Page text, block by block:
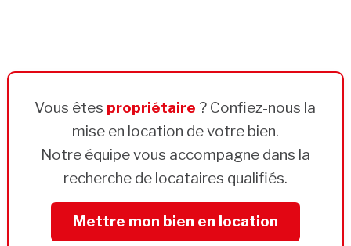
Vous êtes propriétaire ? Confiez-nous la
mise en location de votre bien.
Notre équipe vous accompagne dans la
recherche de locataires qualifiés.
Mettre mon bien en location